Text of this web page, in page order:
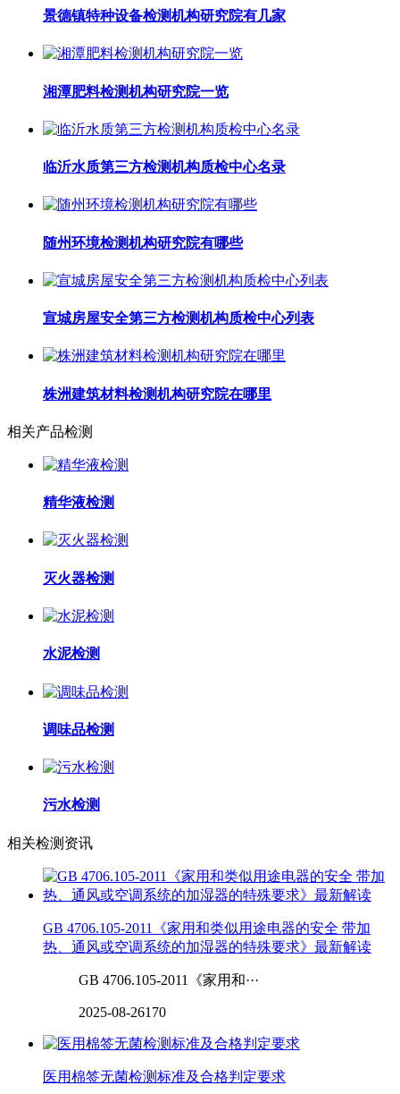
景德镇特种设备检测机构研究院有几家
湘潭肥料检测机构研究院一览
临沂水质第三方检测机构质检中心名录
随州环境检测机构研究院有哪些
宣城房屋安全第三方检测机构质检中心列表
株洲建筑材料检测机构研究院在哪里
相关产品检测
精华液检测
灭火器检测
水泥检测
调味品检测
污水检测
相关检测资讯
GB 4706.105-2011《家用和类似用途电器的安全 带加
热、通风或空调系统的加湿器的特殊要求》最新解读
GB 4706.105-2011《家用和···
2025-08-26170
医用棉签无菌检测标准及合格判定要求